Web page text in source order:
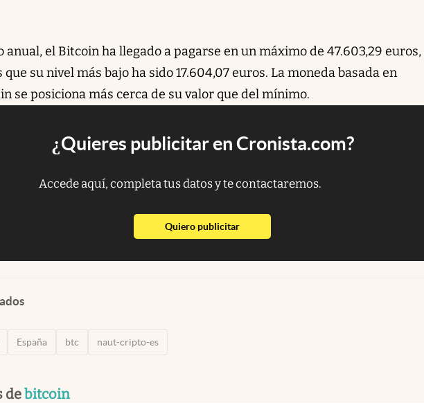
anual, el Bitcoin ha llegado a pagarse en un máximo de 47.603,29 euros,
su nivel más bajo ha sido 17.604,07 euros. La moneda basada en
se posiciona más cerca de su valor que del mínimo.
¿Quieres publicitar en Cronista.com?
Accede aquí, completa tus datos y te contactaremos.
Quiero publicitarabre en nueva pestaña
España btc naut-cripto-es
debitcoin